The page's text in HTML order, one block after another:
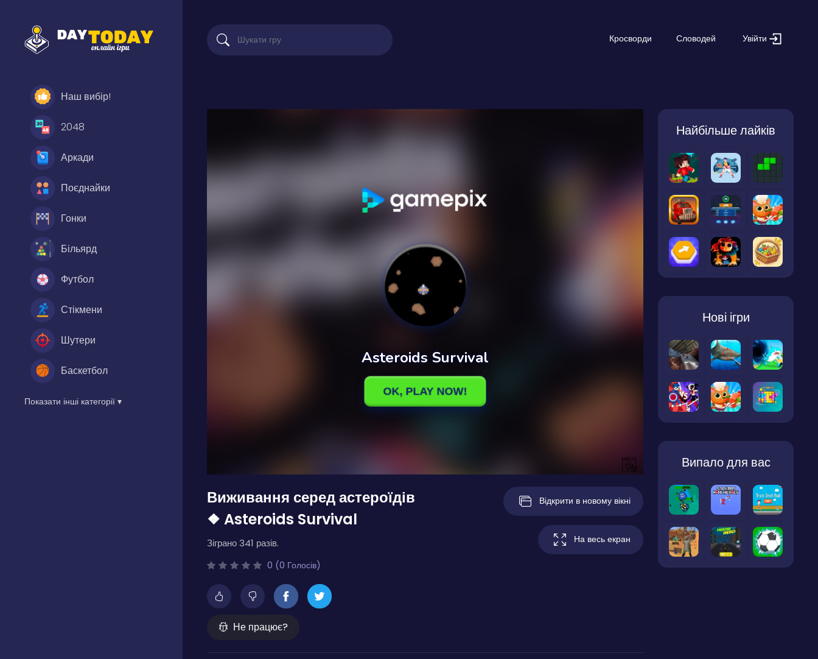
Наш вибір!
2048
Аркади
Поєднайки
Гонки
Більярд
Футбол
Стікмени
Шутери
Баскетбол
Показати інші категорії ▾
Кросворди Словодей Увійти
Виживання серед астероїдів
❖ Asteroids Survival
Зіграно 341 разів.
0 (0 Голосів)
Не працює?
Відкрити в новому вікні
На весь екран
Найбільше лайків
Нові ігри
Випало для вас